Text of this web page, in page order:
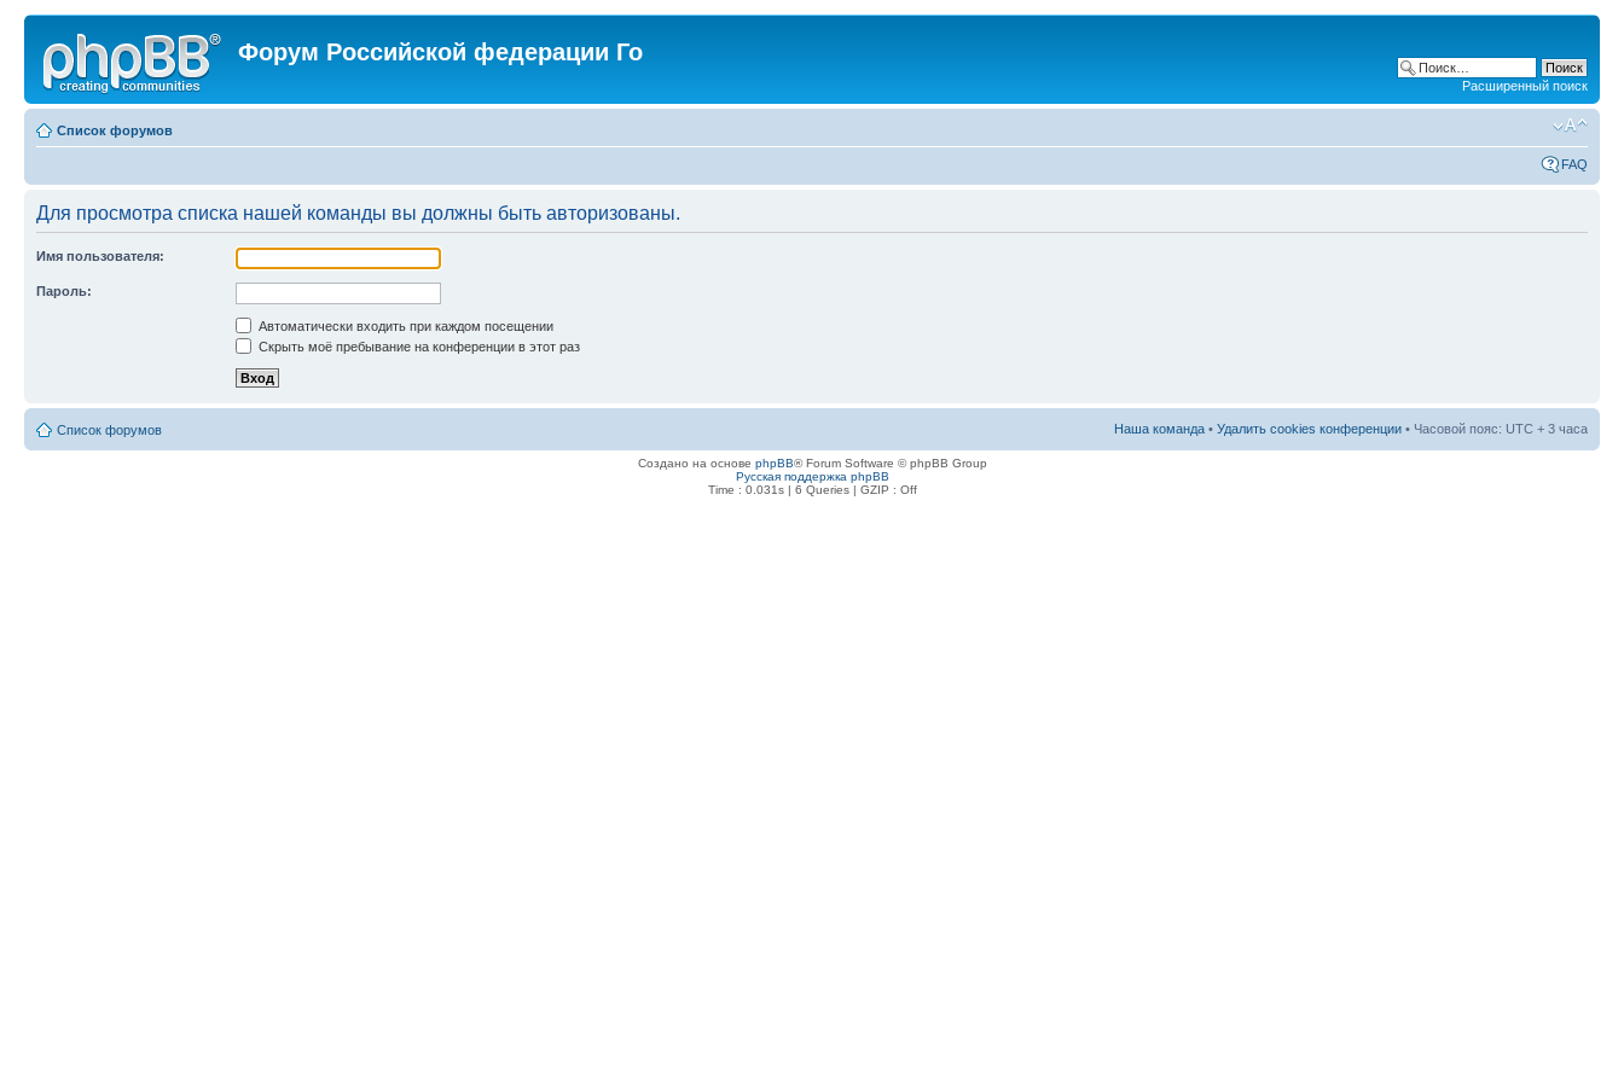
Форум Российской федерации Го
Расширенный поиск
Список форумов
FAQ
Для просмотра списка нашей команды вы должны быть авторизованы.
Имя пользователя:
Пароль:
Автоматически входить при каждом посещении
Скрыть моё пребывание на конференции в этот раз
Список форумов Наша команда • Удалить cookies конференции • Часовой пояс: UTC + 3 часа
Создано на основе phpBB® Forum Software © phpBB Group
Русская поддержка phpBB
Time : 0.031s | 6 Queries | GZIP : Off